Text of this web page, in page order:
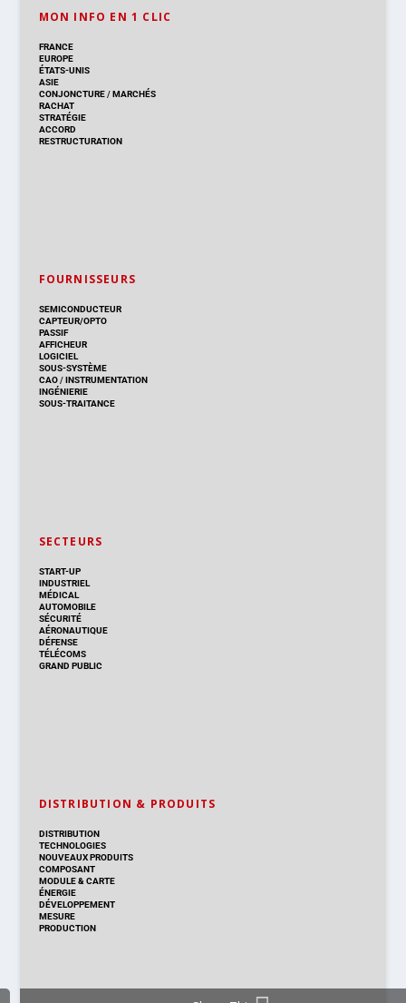
MON INFO EN 1 CLIC
FRANCE
EUROPE
ÉTATS-UNIS
ASIE
CONJONCTURE/MARCHÉS
RACHAT
STRATÉGIE
ACCORD
RESTRUCTURATION
FOURNISSEURS
SEMICONDUCTEUR
CAPTEUR/OPTO
PASSIF
AFFICHEUR
LOGICIEL
SOUS-SYSTÈME
CAO/INSTRUMENTATION
INGÉNIERIE
SOUS-TRAITANCE
SECTEURS
START-UP
INDUSTRIEL
MÉDICAL
AUTOMOBILE
SÉCURITÉ
AÉRONAUTIQUE
DÉFENSE
TÉLÉCOMS
GRAND PUBLIC
DISTRIBUTION & PRODUITS
DISTRIBUTION
TECHNOLOGIES
NOUVEAUX PRODUITS
COMPOSANT
MODULE & CARTE
ÉNERGIE
DÉVELOPPEMENT
MESURE
PRODUCTION